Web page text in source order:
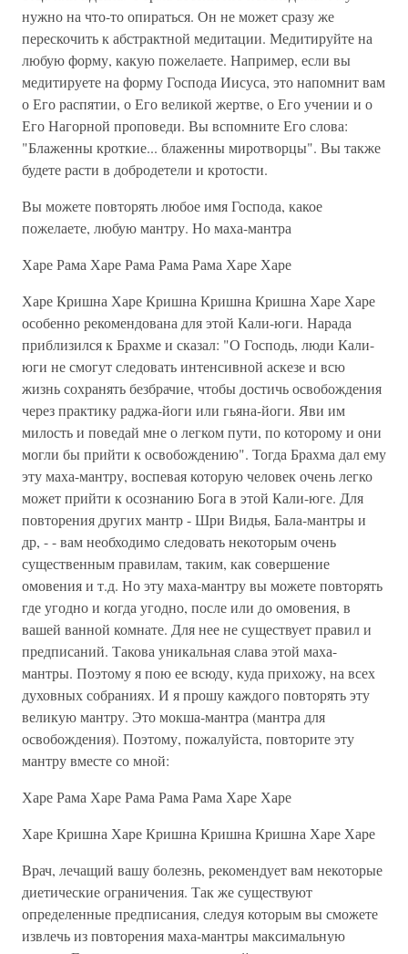
нужно на что-то опираться. Он не может сразу же
перескочить к абстрактной медитации. Медитируйте на
любую форму, какую пожелаете. Например, если вы
медитируете на форму Господа Иисуса, это напомнит вам
о Его распятии, о Его великой жертве, о Его учении и о
Его Нагорной проповеди. Вы вспомните Его слова:
"Блаженны кроткие... блаженны миротворцы". Вы также
будете расти в добродетели и кротости.
Вы можете повторять любое имя Господа, какое
пожелаете, любую мантру. Но маха-мантра
Харе Рама Харе Рама Рама Рама Харе Харе
Харе Кришна Харе Кришна Кришна Кришна Харе Харе
особенно рекомендована для этой Кали-юги. Нарада
приблизился к Брахме и сказал: "О Господь, люди Кали-
юги не смогут следовать интенсивной аскезе и всю
жизнь сохранять безбрачие, чтобы достичь освобождения
через практику раджа-йоги или гьяна-йоги. Яви им
милость и поведай мне о легком пути, по которому и они
могли бы прийти к освобождению". Тогда Брахма дал ему
эту маха-мантру, воспевая которую человек очень легко
может прийти к осознанию Бога в этой Кали-юге. Для
повторения других мантр - Шри Видья, Бала-мантры и
др, - - вам необходимо следовать некоторым очень
существенным правилам, таким, как совершение
омовения и т.д. Но эту маха-мантру вы можете повторять
где угодно и когда угодно, после или до омовения, в
вашей ванной комнате. Для нее не существует правил и
предписаний. Такова уникальная слава этой маха-
мантры. Поэтому я пою ее всюду, куда прихожу, на всех
духовных собраниях. И я прошу каждого повторять эту
великую мантру. Это мокша-мантра (мантра для
освобождения). Поэтому, пожалуйста, повторите эту
мантру вместе со мной:
Харе Рама Харе Рама Рама Рама Харе Харе
Харе Кришна Харе Кришна Кришна Кришна Харе Харе
Врач, лечащий вашу болезнь, рекомендует вам некоторые
диетические ограничения. Так же существуют
определенные предписания, следуя которым вы сможете
извлечь из повторения маха-мантры максимальную